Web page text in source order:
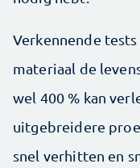
Verkennende
materiaal de
wel 400 % kan
uitgebreidere
snel verhitten en